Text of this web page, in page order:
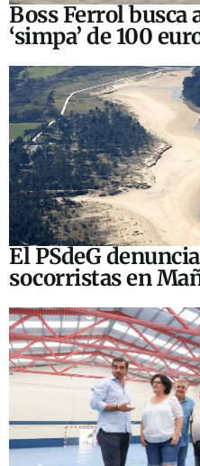
Boss Ferrol busca
‘simpa’ de 100
El PSdeG
socorristas en